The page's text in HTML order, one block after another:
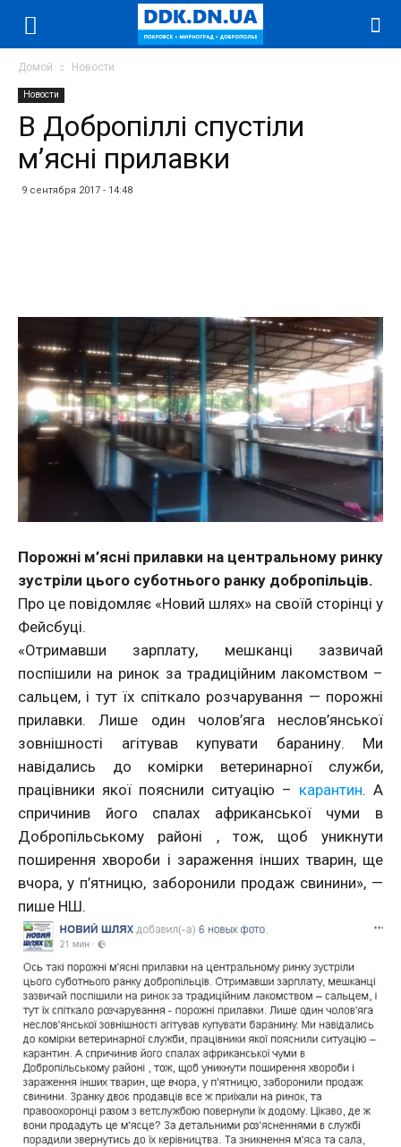
Домой Новости
Новости
В Добропіллі спустіли
м’ясні прилавки
9 сентября 2017 - 14:48
Порожні м’ясні прилавки на центральному ринку
зустріли цього суботнього ранку добропільців.
Про це повідомляє «Новий шлях» на своїй сторінці у
Фейсбуці.
«Отримавши зарплату, мешканці зазвичай
поспішили на ринок за традиційним лакомством –
сальцем, і тут їх спіткало розчарування — порожні
прилавки. Лише один чолов’яга неслов’янської
зовнішності агітував купувати баранину. Ми
навідались до комірки ветеринарної служби,
працівники якої пояснили ситуацію – карантин. А
спричинив його спалах африканської чуми в
Добропільському районі , тож, щоб уникнути
поширення хвороби і зараження інших тварин, ще
вчора, у п’ятницю, заборонили продаж свинини», —
пише НШ.